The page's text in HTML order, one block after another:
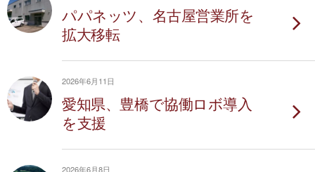
パパネッツ、名古屋営業所を
拡大移転
2026年6月11日
愛知県、豊橋で協働ロボ導入
を支援
2026年6月8日